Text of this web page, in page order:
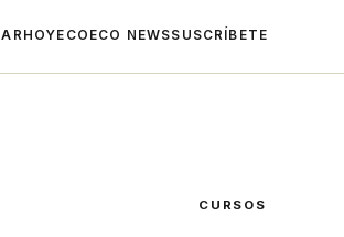
HOYECO ECO NEWSSUSCRÍBETE
CURSOS